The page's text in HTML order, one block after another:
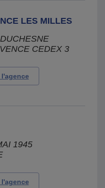
LES MILLES
CEDEX 3
l'agence
1945
l'agence